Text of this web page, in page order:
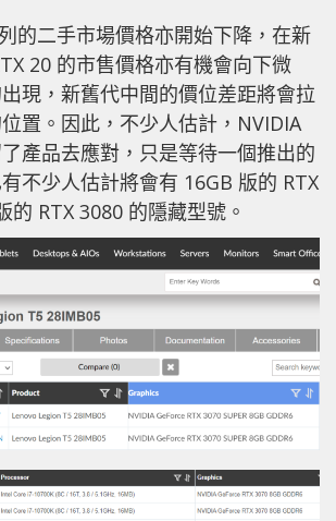
的二手市場價格亦開始下降，在新
20 的市售價格亦有機會向下微
現，新舊代中間的價位差距將會拉
置。因此，不少人估計，NVIDIA
產品去應對，只是等待一個推出的
不少人估計將會有 16GB 版的 RTX
的 RTX 3080 的隱藏型號。